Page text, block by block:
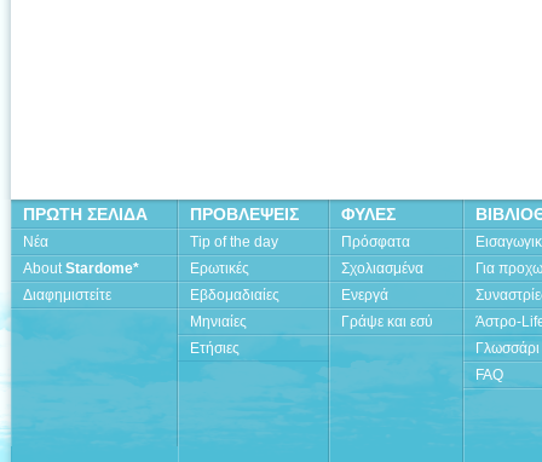
ΠΡΩΤΗ ΣΕΛΙΔΑ
Νέα
AboutStardome*
Διαφημιστείτε
ΠΡΟΒΛΕΨΕΙΣ
Tip of the day
Ερωτικές
Εβδομαδιαίες
Μηνιαίες
Ετήσιες
ΦΥΛΕΣ
Πρόσφατα
Σχολιασμένα
Ενεργά
Γράψε και εσύ
Για
Άστρο-
Γλωσσάρι
FAQ